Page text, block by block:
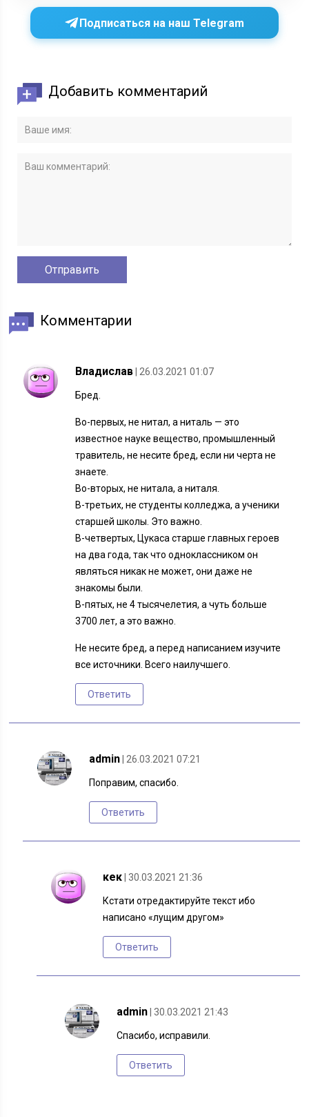
Подписаться на наш Telegram
Добавить комментарий
Комментарии
Владислав | 26.03.2021 01:07
Бред.
Во-первых, не нитал, а ниталь — это
известное науке вещество, промышленный
травитель, не несите бред, если ни черта не
знаете.
Во-вторых, не нитала, а ниталя.
В-третьих, не студенты колледжа, а ученики
старшей школы. Это важно.
В-четвертых, Цукаса старше главных героев
на два года, так что одноклассником он
являться никак не может, они даже не
знакомы были.
В-пятых, не 4 тысячелетия, а чуть больше
3700 лет, а это важно.
Не несите бред, а перед написанием изучите
все источники. Всего наилучшего.
Ответить
admin | 26.03.2021 07:21
Поправим, спасибо.
Ответить
кек | 30.03.2021 21:36
Кстати отредактируйте текст ибо
написано «лущим другом»
Ответить
admin | 30.03.2021 21:43
Спасибо, исправили.
Ответить